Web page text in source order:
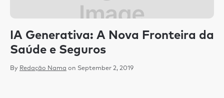
IA Generativa: A Nova Fronteira da
Saúde e Seguros
By Redação Nama on September 2, 2019